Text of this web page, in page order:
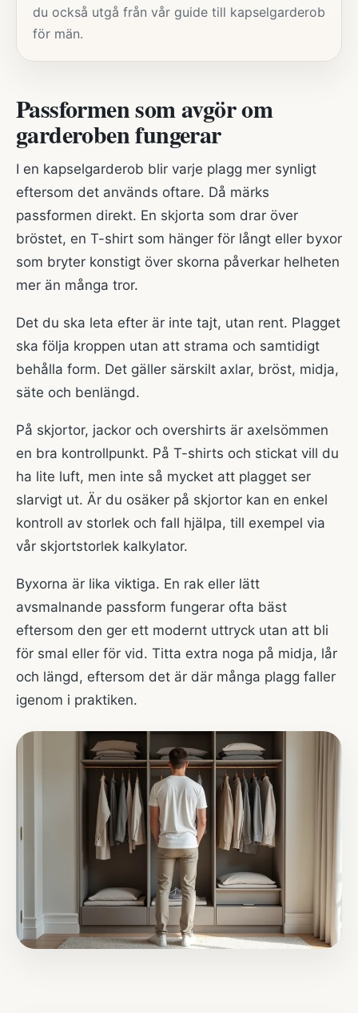
du också utgå från vår guide till kapselgarderob
för män.
Passformen som avgör om
garderoben fungerar
I en kapselgarderob blir varje plagg mer synligt
eftersom det används oftare. Då märks
passformen direkt. En skjorta som drar över
bröstet, en T-shirt som hänger för långt eller byxor
som bryter konstigt över skorna påverkar helheten
mer än många tror.
Det du ska leta efter är inte tajt, utan rent. Plagget
ska följa kroppen utan att strama och samtidigt
behålla form. Det gäller särskilt axlar, bröst, midja,
säte och benlängd.
På skjortor, jackor och overshirts är axelsömmen
en bra kontrollpunkt. På T-shirts och stickat vill du
ha lite luft, men inte så mycket att plagget ser
slarvigt ut. Är du osäker på skjortor kan en enkel
kontroll av storlek och fall hjälpa, till exempel via
vår skjortstorlek kalkylator.
Byxorna är lika viktiga. En rak eller lätt
avsmalnande passform fungerar ofta bäst
eftersom den ger ett modernt uttryck utan att bli
för smal eller för vid. Titta extra noga på midja, lår
och längd, eftersom det är där många plagg faller
igenom i praktiken.